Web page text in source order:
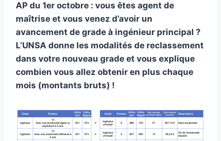
AP du 1er octobre : vous êtes agent de
maîtrise et vous venez d’avoir un
avancement de grade à ingénieur principal ?
L’UNSA donne les modalités de reclassement
dans votre nouveau grade et vous explique
combien vous allez obtenir en plus chaque
mois (montants bruts) !